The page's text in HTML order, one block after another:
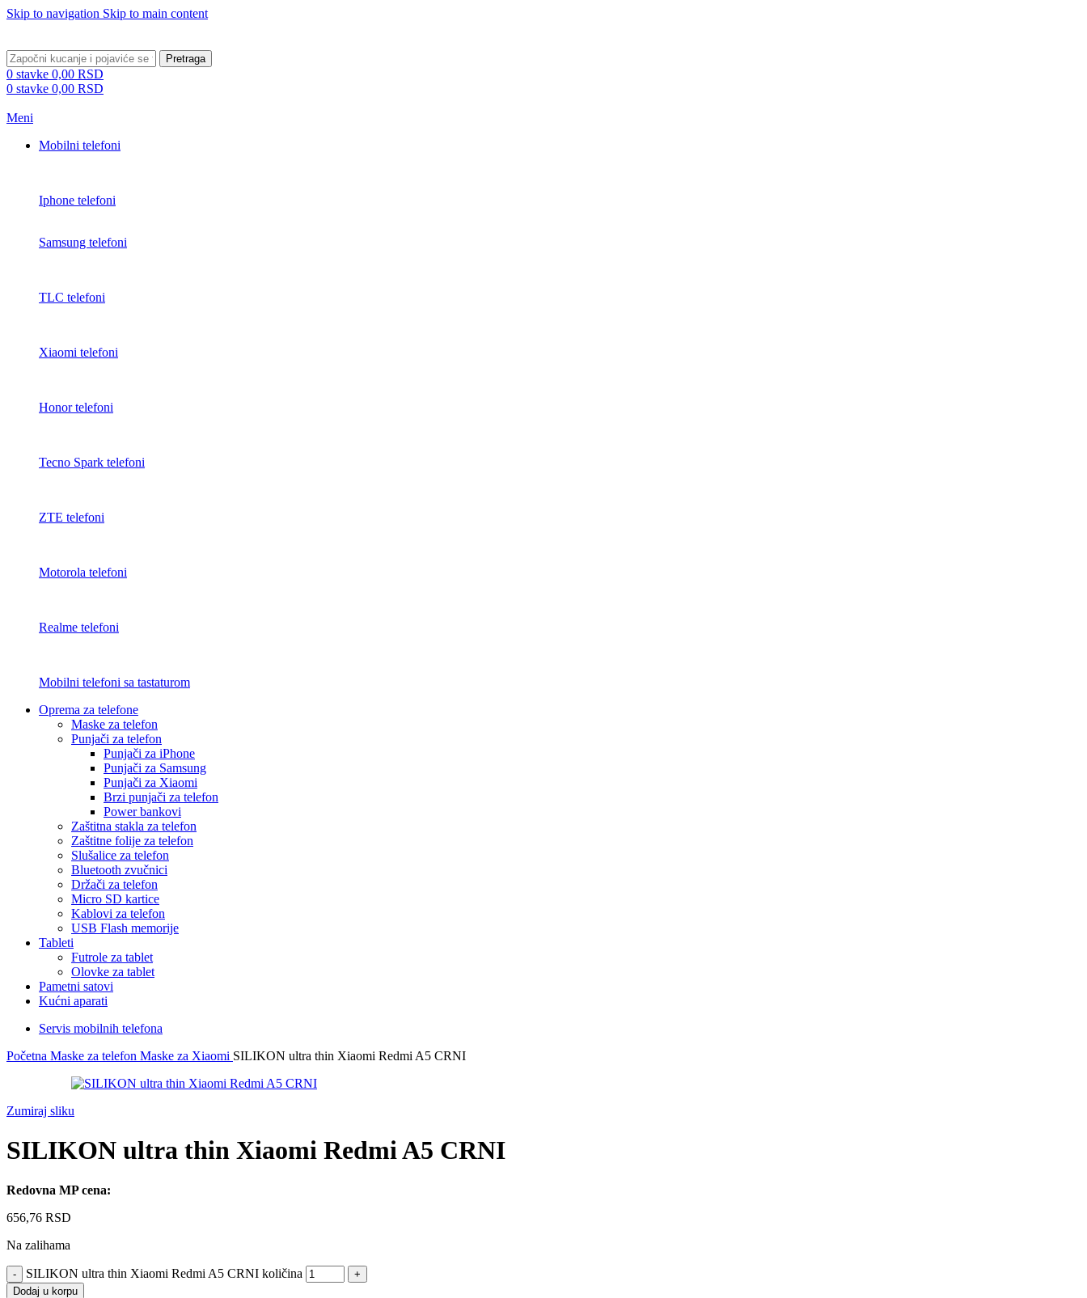
Skip to navigation Skip to main content
Pretraga
0 stavke 0,00 RSD
0 stavke 0,00 RSD
Meni
Mobilni telefoni
Iphone telefoni
Samsung telefoni
TLC telefoni
Xiaomi telefoni
Honor telefoni
Tecno Spark telefoni
ZTE telefoni
Motorola telefoni
Realme telefoni
Mobilni telefoni sa tastaturom
Oprema za telefone
Maske za telefon
Punjači za telefon
Punjači za iPhone
Punjači za Samsung
Punjači za Xiaomi
Brzi punjači za telefon
Power bankovi
Zaštitna stakla za telefon
Zaštitne folije za telefon
Slušalice za telefon
Bluetooth zvučnici
Držači za telefon
Micro SD kartice
Kablovi za telefon
USB Flash memorije
Tableti
Futrole za tablet
Olovke za tablet
Pametni satovi
Kućni aparati
Servis mobilnih telefona
Početna Maske za telefon Maske za Xiaomi SILIKON ultra thin Xiaomi Redmi A5 CRNI
Zumiraj sliku
SILIKON ultra thin Xiaomi Redmi A5 CRNI
Redovna MP cena:
656,76 RSD
Na zalihama
SILIKON ultra thin Xiaomi Redmi A5 CRNI količina
Dodaj u korpu